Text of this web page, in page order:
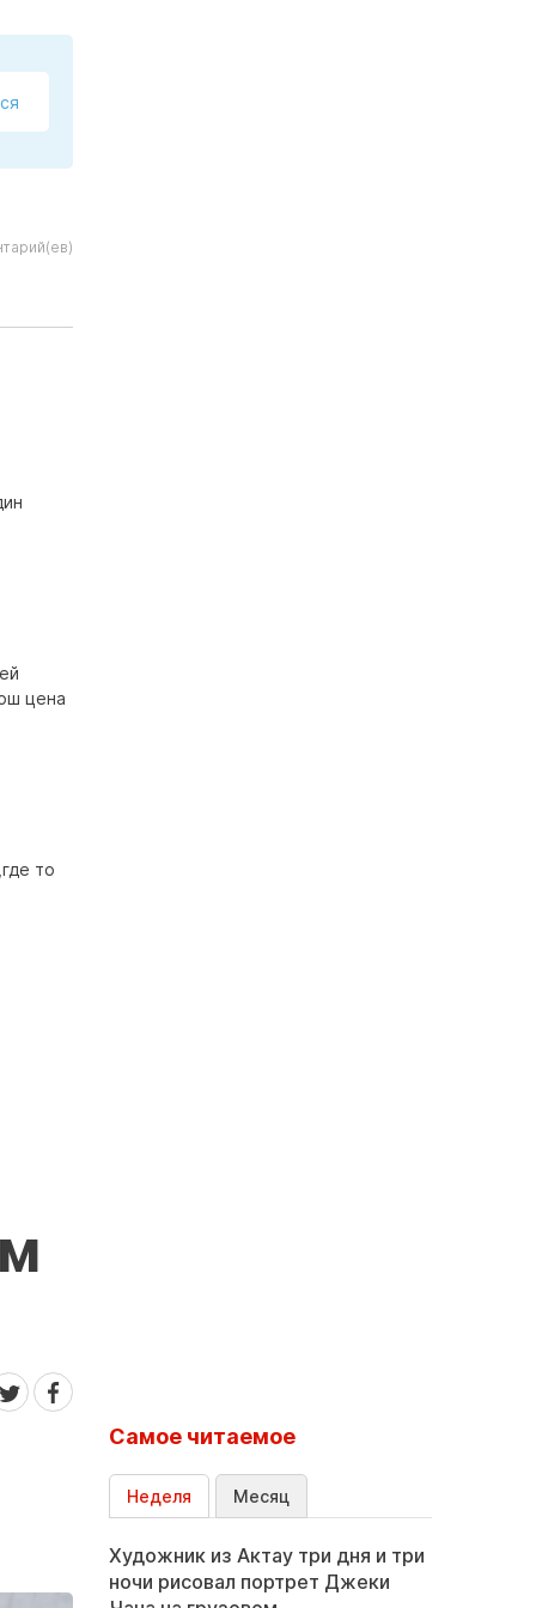
цена
то
Самое читаемое
Неделя Месяц
Художник из Актау три дня и три
ночи рисовал портрет Джеки